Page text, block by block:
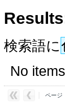
検索語に
No
ページ